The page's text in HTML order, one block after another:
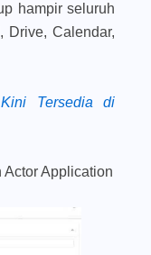
hampir seluruh
Drive, Calendar,
Tersedia di
Actor Application